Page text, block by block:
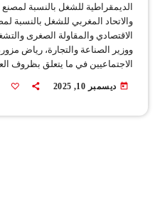
الديمقراطية للشغل بالنسبة
والاتحاد المغربي للشغل بالنسبة
الاقتصادي والمقاولة الصغرى
ووزير الصناعة والتجارة، رياض
الاجتماعيين في ما يتعلق بظروف
today ديسمبر 10, 2025